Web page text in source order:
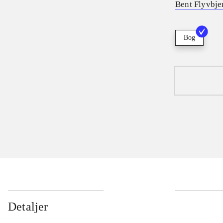
Bent
Bog
Detaljer